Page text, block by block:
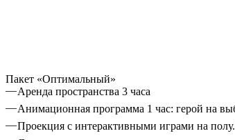
Пакет «Оптимальный»
Аренда пространства 3 часа
Анимационная программа 1 час: герой на
Проекция с интерактивными играми на